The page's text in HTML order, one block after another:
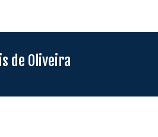
de Oliveira